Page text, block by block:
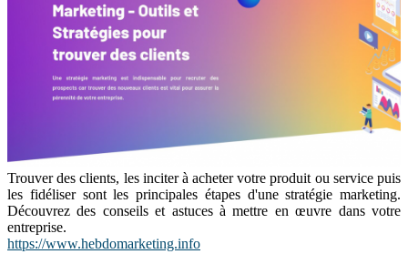
Trouver des clients, les inciter à acheter votre produit ou service puis
les fidéliser sont les principales étapes d'une stratégie marketing.
Découvrez des conseils et astuces à mettre en œuvre dans votre
entreprise.
https://www.hebdomarketing.info